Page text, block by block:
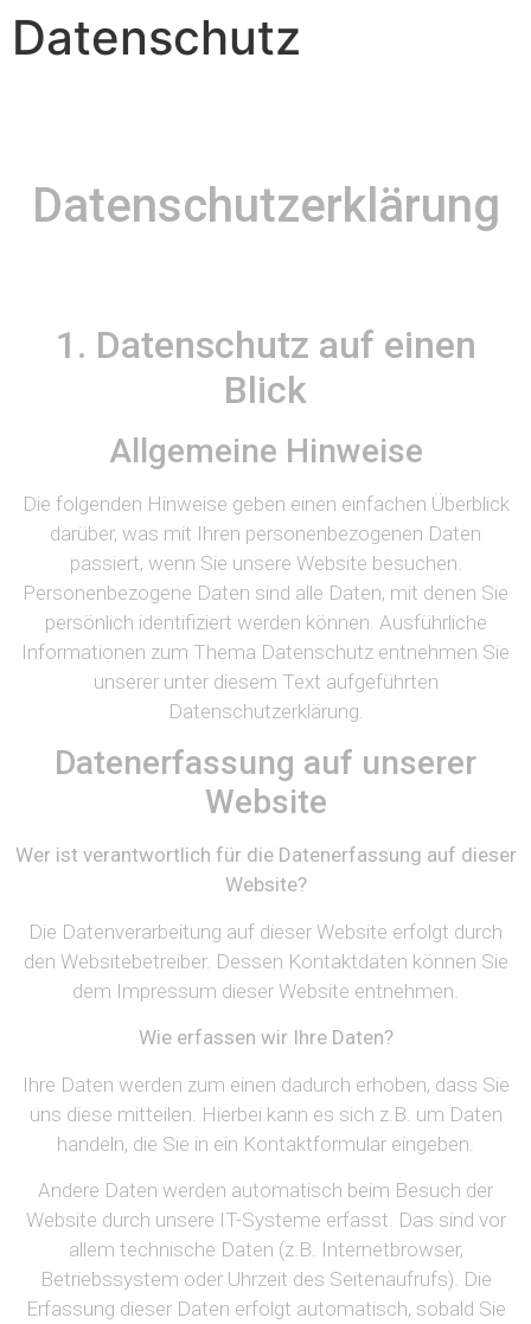
Datenschutz
Datenschutzerklärung
1. Datenschutz auf einen
Blick
Allgemeine Hinweise
Die folgenden Hinweise geben einen einfachen Überblick
darüber, was mit Ihren personenbezogenen Daten
passiert, wenn Sie unsere Website besuchen.
Personenbezogene Daten sind alle Daten, mit denen Sie
persönlich identifiziert werden können. Ausführliche
Informationen zum Thema Datenschutz entnehmen Sie
unserer unter diesem Text aufgeführten
Datenschutzerklärung.
Datenerfassung auf unserer
Website
Wer ist verantwortlich für die Datenerfassung auf dieser
Website?
Die Datenverarbeitung auf dieser Website erfolgt durch
den Websitebetreiber. Dessen Kontaktdaten können Sie
dem Impressum dieser Website entnehmen.
Wie erfassen wir Ihre Daten?
Ihre Daten werden zum einen dadurch erhoben, dass Sie
uns diese mitteilen. Hierbei kann es sich z.B. um Daten
handeln, die Sie in ein Kontaktformular eingeben.
Andere Daten werden automatisch beim Besuch der
Website durch unsere IT-Systeme erfasst. Das sind vor
allem technische Daten (z.B. Internetbrowser,
Betriebssystem oder Uhrzeit des Seitenaufrufs). Die
Erfassung dieser Daten erfolgt automatisch, sobald Sie